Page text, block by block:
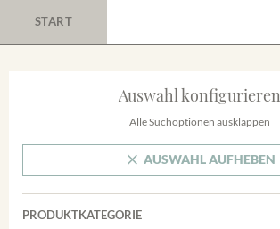
START
Auswahl konfigurieren
Alle Suchoptionen ausklappen
AUSWAHL AUFHEBEN
PRODUKTKATEGORIE